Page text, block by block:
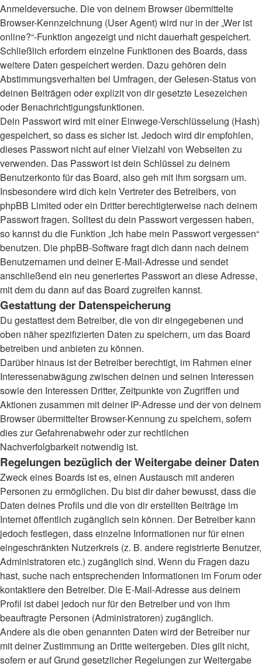
Anmeldeversuche. Die von deinem Browser übermittelte
Browser-Kennzeichnung (User Agent) wird nur in der „Wer ist
online?“-Funktion angezeigt und nicht dauerhaft gespeichert.
Schließlich erfordern einzelne Funktionen des Boards, dass
weitere Daten gespeichert werden. Dazu gehören dein
Abstimmungsverhalten bei Umfragen, der Gelesen-Status von
deinen Beiträgen oder explizit von dir gesetzte Lesezeichen
oder Benachrichtigungsfunktionen.
Dein Passwort wird mit einer Einwege-Verschlüsselung (Hash)
gespeichert, so dass es sicher ist. Jedoch wird dir empfohlen,
dieses Passwort nicht auf einer Vielzahl von Webseiten zu
verwenden. Das Passwort ist dein Schlüssel zu deinem
Benutzerkonto für das Board, also geh mit ihm sorgsam um.
Insbesondere wird dich kein Vertreter des Betreibers, von
phpBB Limited oder ein Dritter berechtigterweise nach deinem
Passwort fragen. Solltest du dein Passwort vergessen haben,
so kannst du die Funktion „Ich habe mein Passwort vergessen“
benutzen. Die phpBB-Software fragt dich dann nach deinem
Benutzernamen und deiner E-Mail-Adresse und sendet
anschließend ein neu generiertes Passwort an diese Adresse,
mit dem du dann auf das Board zugreifen kannst.
Gestattung der Datenspeicherung
Du gestattest dem Betreiber, die von dir eingegebenen und
oben näher spezifizierten Daten zu speichern, um das Board
betreiben und anbieten zu können.
Darüber hinaus ist der Betreiber berechtigt, im Rahmen einer
Interessenabwägung zwischen deinen und seinen Interessen
sowie den Interessen Dritter, Zeitpunkte von Zugriffen und
Aktionen zusammen mit deiner IP-Adresse und der von deinem
Browser übermittelter Browser-Kennung zu speichern, sofern
dies zur Gefahrenabwehr oder zur rechtlichen
Nachverfolgbarkeit notwendig ist.
Regelungen bezüglich der Weitergabe deiner Daten
Zweck eines Boards ist es, einen Austausch mit anderen
Personen zu ermöglichen. Du bist dir daher bewusst, dass die
Daten deines Profils und die von dir erstellten Beiträge im
Internet öffentlich zugänglich sein können. Der Betreiber kann
jedoch festlegen, dass einzelne Informationen nur für einen
eingeschränkten Nutzerkreis (z. B. andere registrierte Benutzer,
Administratoren etc.) zugänglich sind. Wenn du Fragen dazu
hast, suche nach entsprechenden Informationen im Forum oder
kontaktiere den Betreiber. Die E-Mail-Adresse aus deinem
Profil ist dabei jedoch nur für den Betreiber und von ihm
beauftragte Personen (Administratoren) zugänglich.
Andere als die oben genannten Daten wird der Betreiber nur
mit deiner Zustimmung an Dritte weitergeben. Dies gilt nicht,
sofern er auf Grund gesetzlicher Regelungen zur Weitergabe